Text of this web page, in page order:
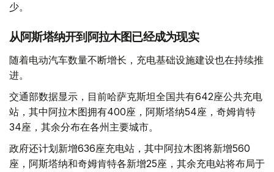
少。
从阿斯塔纳开到阿拉木图已经成为现实
随着电动汽车数量不断增长，充电基础设施建设也在持续推
进。
交通部数据显示，目前哈萨克斯坦全国共有642座公共充电
站，其中阿拉木图拥有400座，阿斯塔纳54座，奇姆肯特
34座，其余分布在各州主要城市。
政府还计划新增636座充电站，其中阿拉木图将新增560
座，阿斯塔纳和奇姆肯特各新增25座，其余充电站将布局于